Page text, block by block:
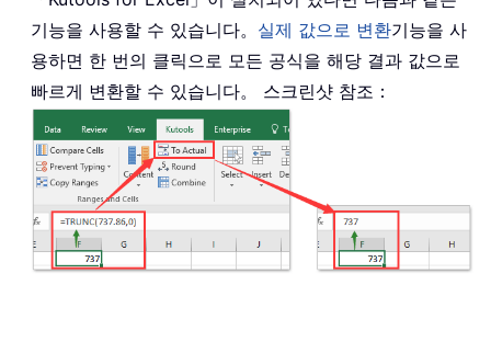
기능을 사용할 수 있습니다。 실제 값으로 변환기능을 사
용하면 한 번의 클릭으로 모든 공식을 해당 결과 값으로
빠르게 변환할 수 있습니다。 스크린샷 참조：